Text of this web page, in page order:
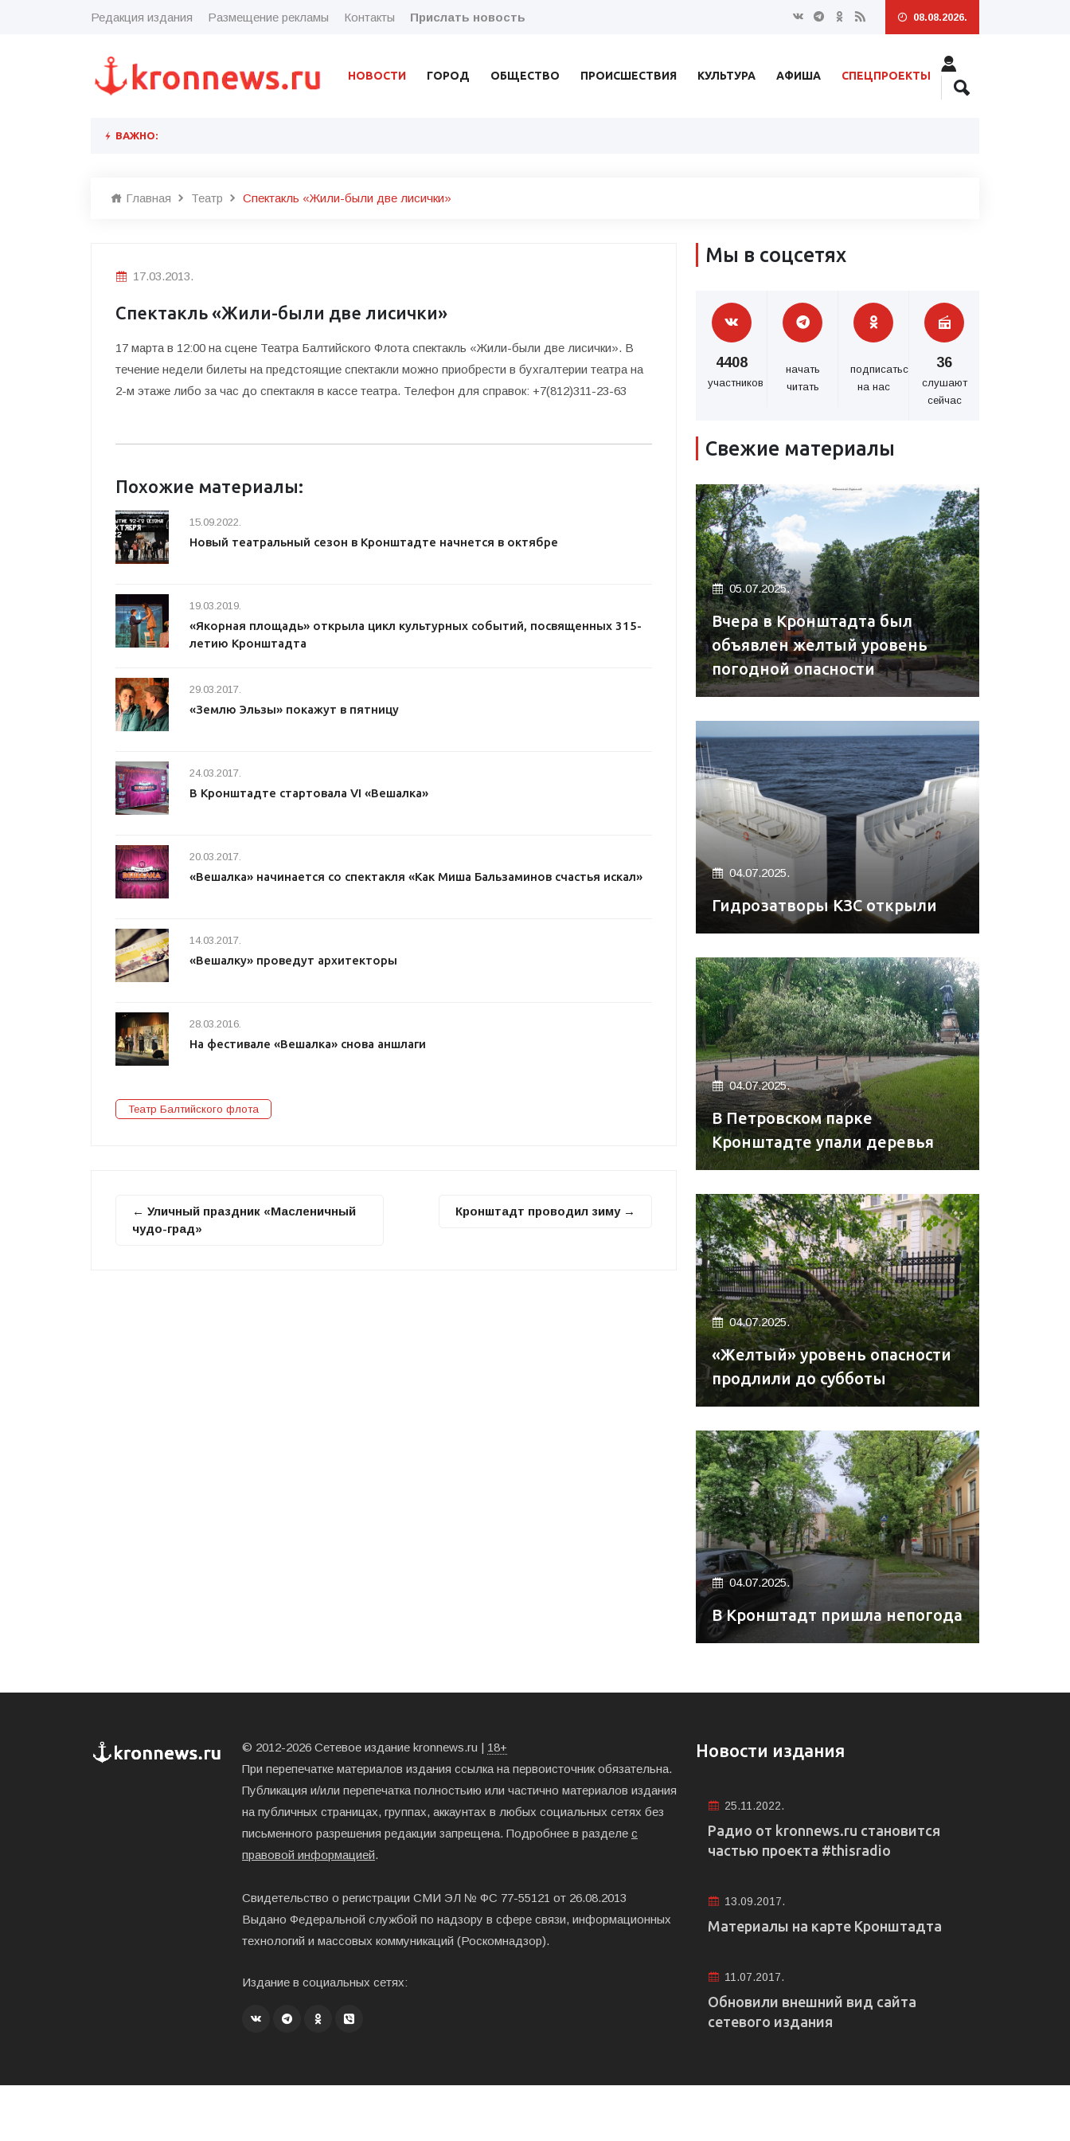
Редакция издания Размещение рекламы Контакты Прислать новость 08.08.2026.
НОВОСТИ ГОРОД ОБЩЕСТВО ПРОИСШЕСТВИЯ КУЛЬТУРА АФИША СПЕЦПРОЕКТЫ
ВАЖНО:
Главная Театр Спектакль «Жили-были две лисички»
17.03.2013.
Спектакль «Жили-были две лисички»
17 марта в 12:00 на сцене Театра Балтийского Флота спектакль «Жили-были две лисички». В
течение недели билеты на предстоящие спектакли можно приобрести в бухгалтерии театра на
2-м этаже либо за час до спектакля в кассе театра. Телефон для справок: +7(812)311-23-63
Похожие материалы:
15.09.2022.
Новый театральный сезон в Кронштадте начнется в октябре
19.03.2019.
«Якорная площадь» открыла цикл культурных событий, посвященных 315-
летию Кронштадта
29.03.2017.
«Землю Эльзы» покажут в пятницу
24.03.2017.
В Кронштадте стартовала VI «Вешалка»
20.03.2017.
«Вешалка» начинается со спектакля «Как Миша Бальзаминов счастья искал»
14.03.2017.
«Вешалку» проведут архитекторы
28.03.2016.
На фестивале «Вешалка» снова аншлаги
Театр Балтийского флота
← Уличный праздник «Масленичный
чудо-град»
Кронштадт проводил зиму →
Мы в соцсетях
4408
участников
начать
читать
подписаться
на нас
36
слушают
сейчас
Свежие материалы
05.07.2025.
Вчера в Кронштадта был
объявлен желтый уровень
погодной опасности
04.07.2025.
Гидрозатворы КЗС открыли
04.07.2025.
В Петровском парке
Кронштадте упали деревья
04.07.2025.
«Желтый» уровень опасности
продлили до субботы
04.07.2025.
В Кронштадт пришла непогода
© 2012-2026 Сетевое издание kronnews.ru | 18+
При перепечатке материалов издания ссылка на первоисточник обязательна.
Публикация и/или перепечатка полностьию или частично материалов издания
на публичных страницах, группах, аккаунтах в любых социальных сетях без
письменного разрешения редакции запрещена. Подробнее в разделе с
правовой информацией.
Свидетельство о регистрации СМИ ЭЛ № ФС 77-55121 от 26.08.2013
Выдано Федеральной службой по надзору в сфере связи, информационных
технологий и массовых коммуникаций (Роскомнадзор).
Издание в социальных сетях:
Новости издания
25.11.2022.
Радио от kronnews.ru становится
частью проекта #thisradio
13.09.2017.
Материалы на карте Кронштадта
11.07.2017.
Обновили внешний вид сайта
сетевого издания